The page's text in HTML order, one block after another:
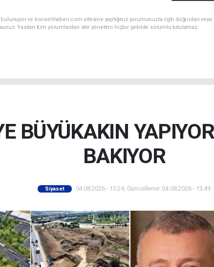
ve kocaelihaberi.com sitesine yaptığınız yorumunuzla ilgili doğrudan veya
Yazılan tüm yorumlardan site yönetimi hiçbir şekilde sorumlu tutulamaz.
BÜYÜKAKIN
BAKIYOR
Siyaset 04.08.2026 - 13:24, Güncelleme: 04.08.2026 - 13:49